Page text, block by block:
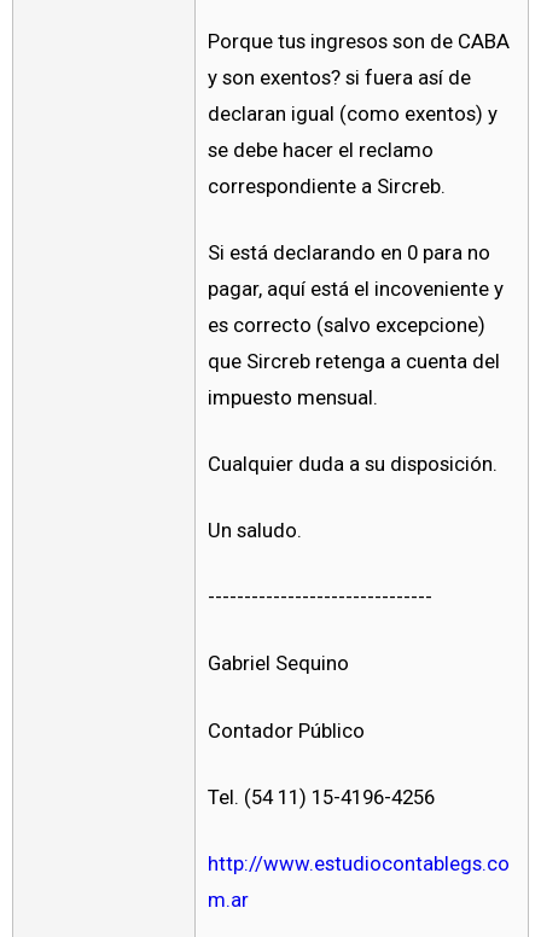
Porque tus ingresos son de CABA
y son exentos? si fuera así de
declaran igual (como exentos) y
se debe hacer el reclamo
correspondiente a Sircreb.
Si está declarando en 0 para no
pagar, aquí está el incoveniente y
es correcto (salvo excepcione)
que Sircreb retenga a cuenta del
impuesto mensual.
Cualquier duda a su disposición.
Un saludo.
-------------------------------
Gabriel Sequino
Contador Público
Tel. (54 11) 15-4196-4256
http://www.estudiocontablegs.co
m.ar